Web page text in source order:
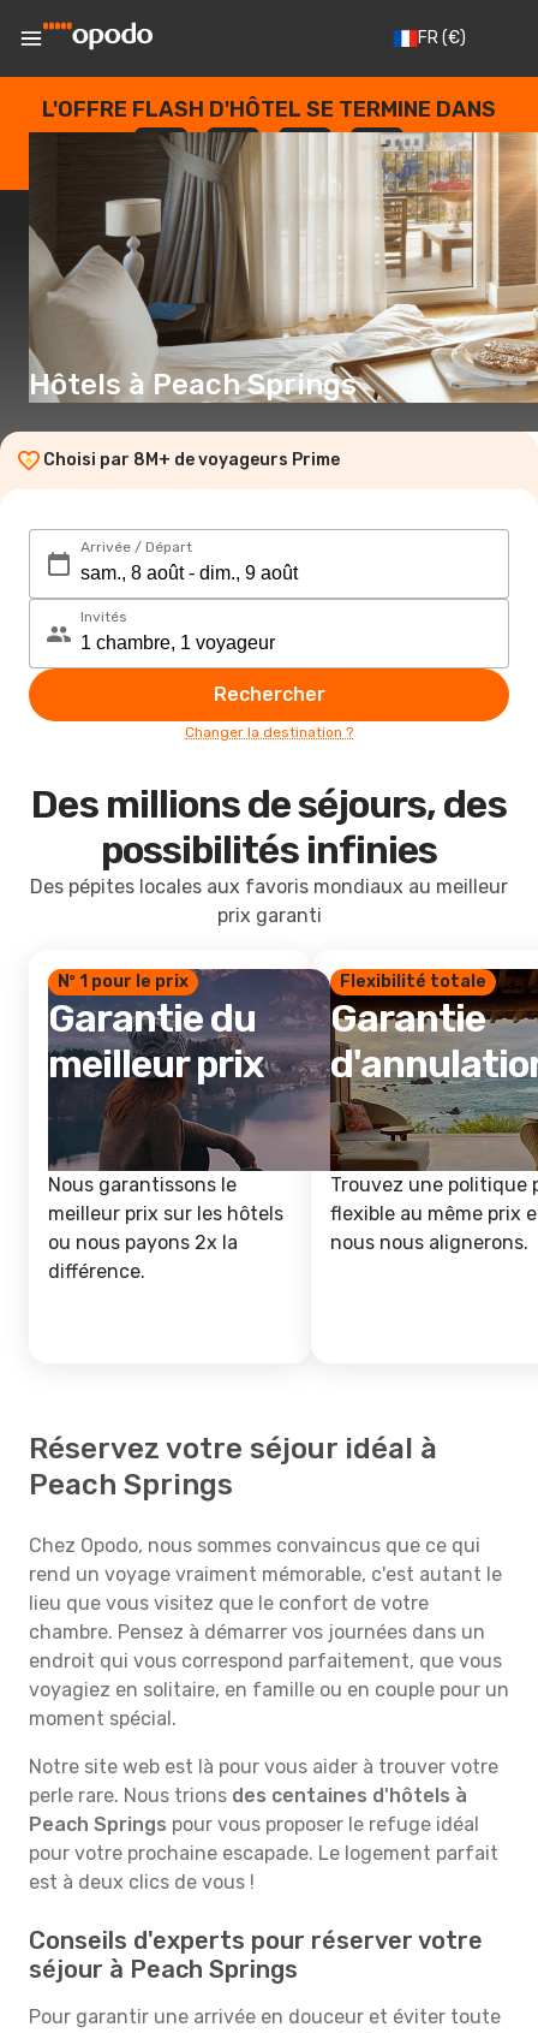
FR(€)
L'OFFRE FLASH D'HÔTEL SE TERMINE DANS
--
JOURS
: --
HEURES
: --
SECONDES
Hôtels à Peach Springs
Choisi par 8M+ de voyageurs Prime
Arrivée / Départ
Invités
Rechercher
Changer la destination ?
Des millions de séjours, des
possibilités infinies
Des pépites locales aux favoris mondiaux au meilleur
prix garanti
Nº 1 pour le prix
Garantie du
meilleur prix
Nous garantissons le
meilleur prix sur les hôtels
ou nous payons 2x la
différence.
Flexibilité totale
Garantie
Trouvez une politique
flexible au même prix
nous nous alignerons.
Réservez votre séjour idéal à
Peach Springs
Chez Opodo, nous sommes convaincus que ce qui
rend un voyage vraiment mémorable, c'est autant le
lieu que vous visitez que le confort de votre
chambre. Pensez à démarrer vos journées dans un
endroit qui vous correspond parfaitement, que vous
voyagiez en solitaire, en famille ou en couple pour un
moment spécial.
Notre site web est là pour vous aider à trouver votre
perle rare. Nous trions des centaines d'hôtels à
Peach Springs pour vous proposer le refuge idéal
pour votre prochaine escapade. Le logement parfait
est à deux clics de vous !
Conseils d'experts pour réserver votre
séjour à Peach Springs
Pour garantir une arrivée en douceur et éviter toute